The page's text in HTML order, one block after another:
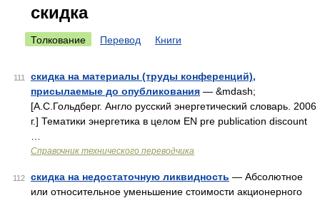
скидка
Толкование Перевод Книги
111
скидка на материалы (труды конференций),
присылаемые до опубликования — &mdash;
[А.С.Гольдберг. Англо русский энергетический словарь. 2006
г.] Тематики энергетика в целом EN pre publication discount
Справочник технического переводчика
112 скидка на недостаточную ликвидность — Абсолютное
или относительное уменьшение стоимости акционерного